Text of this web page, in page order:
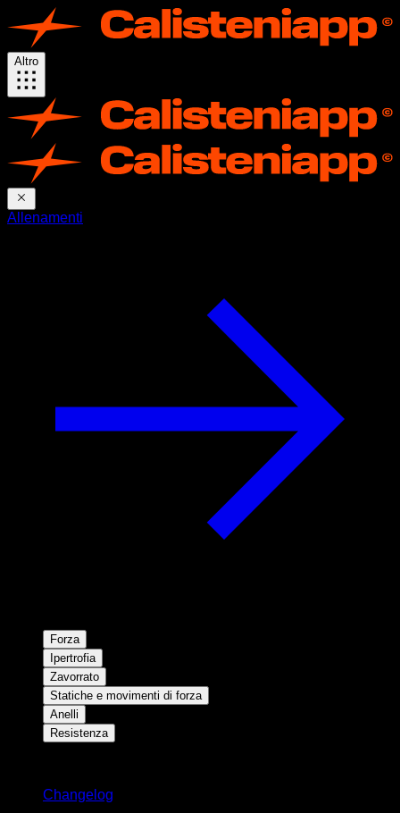
Altro
Allenamenti
Forza
Ipertrofia
Zavorrato
Statiche e movimenti di forza
Anelli
Resistenza
Changelog